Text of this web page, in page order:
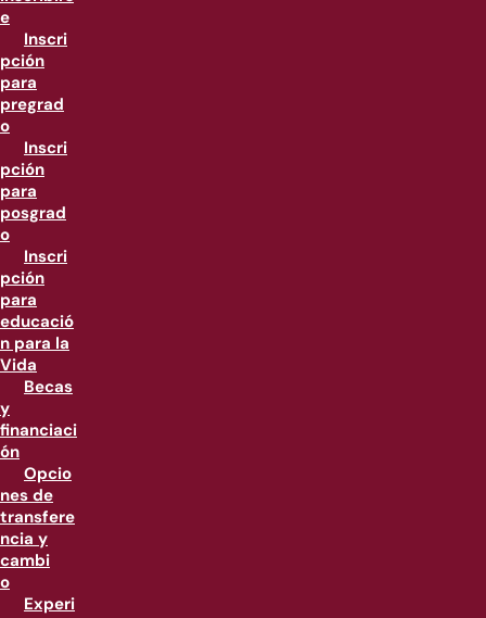
e
Inscri
pción
para
pregrad
o
Inscri
pción
para
posgrad
o
Inscri
pción
para
educació
n para la
Vida
Becas
y
financiaci
ón
Opcio
nes de
transfere
ncia y
cambi
o
Experi